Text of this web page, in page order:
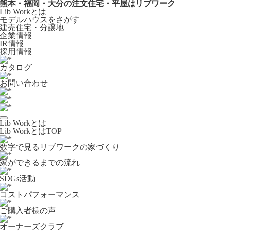
熊本・福岡・大分の注文住宅・平屋はリブワーク
Lib Workとは
モデルハウスをさがす
建売住宅・分譲地
企業情報
IR情報
採用情報
カタログ
お問い合わせ
Lib Workとは
Lib WorkとはTOP
数字で⾒るリブワークの家づくり
家ができるまでの流れ
SDGs活動
コストパフォーマンス
ご購入者様の声
オーナーズクラブ